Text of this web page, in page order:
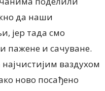
да наши
јер тада смо
пажене и сачуване.
ваздухом
ново посађено